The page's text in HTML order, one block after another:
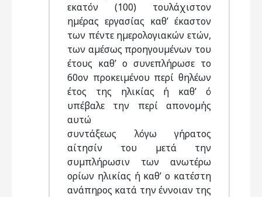
εκατόν (100) τουλάχιστον
ηµέρας εργασίας καθ’ έκαστον
των πέντε ηµερολογιακών ετών,
των αµέσως προηγουµένων του
έτους καθ’ ο συνεπλήρωσε το
60ον προκειµένου περί θηλέων
έτος της ηλικίας ή καθ’ ό
υπέβαλε την περί απονοµής
αυτώ
συντάξεως λόγω γήρατος
αίτησίν του µετά την
συµπλήρωσιν των ανωτέρω
ορίων ηλικίας ή καθ’ ο κατέστη
ανάπηρος κατά την έννοιαν της